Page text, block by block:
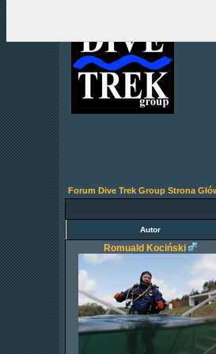
Forum Dive Trek Group Strona
Autor
Romuald Kociński